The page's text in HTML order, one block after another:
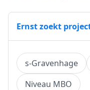
Ernst zoekt
s-Gravenhage
Niveau MBO